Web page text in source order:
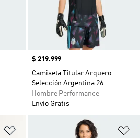
Precio
$ 219.999
Camiseta Titular Arquero
Selección Argentina 26
Hombre Performance
Envío Gratis
Añadir a la lista de deseos